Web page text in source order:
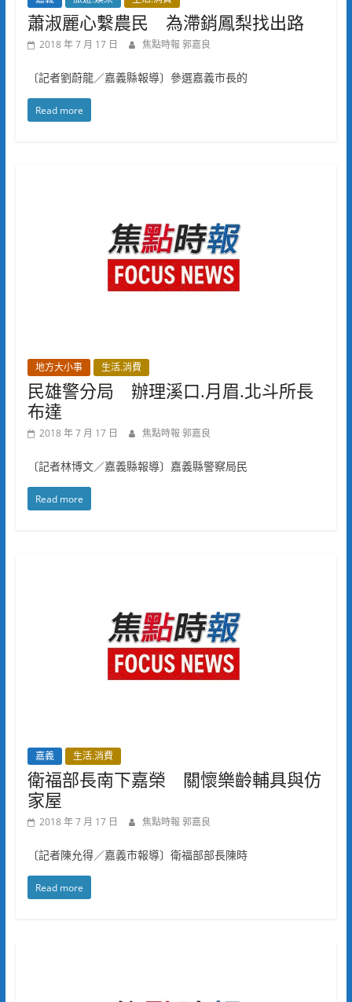
蕭淑麗心繫農民 為滯銷鳳梨找出路
2018 年 7 月 17 日 焦點時報 郭嘉良
〔記者劉蔚龍／嘉義縣報導〕參選嘉義市長的
Read more
地方大小事 生活.消費
民雄警分局 辦理溪口.月眉.北斗所長
布達
2018 年 7 月 17 日 焦點時報 郭嘉良
〔記者林博文／嘉義縣報導〕嘉義縣警察局民
Read more
嘉義 生活.消費
衛福部長南下嘉榮 關懷樂齡輔具與仿
家屋
2018 年 7 月 17 日 焦點時報 郭嘉良
〔記者陳允得／嘉義市報導〕衛福部部長陳時
Read more